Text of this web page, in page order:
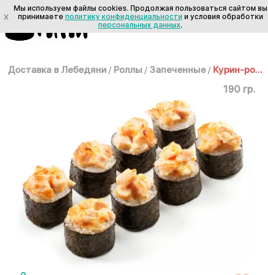
Доставка в Лебедяни / Роллы / Запеченные / Курин-ролл
190 гр.
X
Мы используем файлы cookies. Продолжая пользоваться сайтом вы
принимаете политику конфиденциальности и условия обработки
персональных данных.